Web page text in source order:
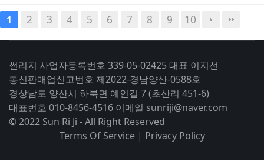
1 2 3 4 5 6 7 8 9 10
썬리지 사업자등록번호 339-05-02425 대표 이지선
통신판매업신고번호 제2022-경남양산-0588호
경상남도 양산시 하북면 예인길 7 (초산리 451-6)
대표번호 010-8456-4516 이메일 sunriji@naver.com
© 2022 Sun Ri Ji - All Right Reserved
Terms Of Service| Privacy Policy